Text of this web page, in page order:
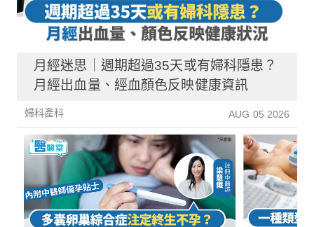
月經迷思｜週期超過35天或有婦科隱患？
月經出血量、經血顏色反映健康資訊
婦科產科 AUG 05 2026